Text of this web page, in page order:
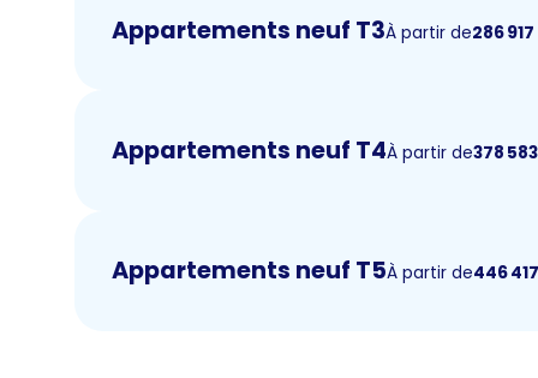
Appartements neuf T3À partir de286 917
Appartements neuf T4À partir de378 583
Appartements neuf T5À partir de446